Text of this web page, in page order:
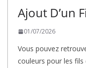
Ajout D’un
01/07/2026
Vous pouvez
couleurs pour les fils